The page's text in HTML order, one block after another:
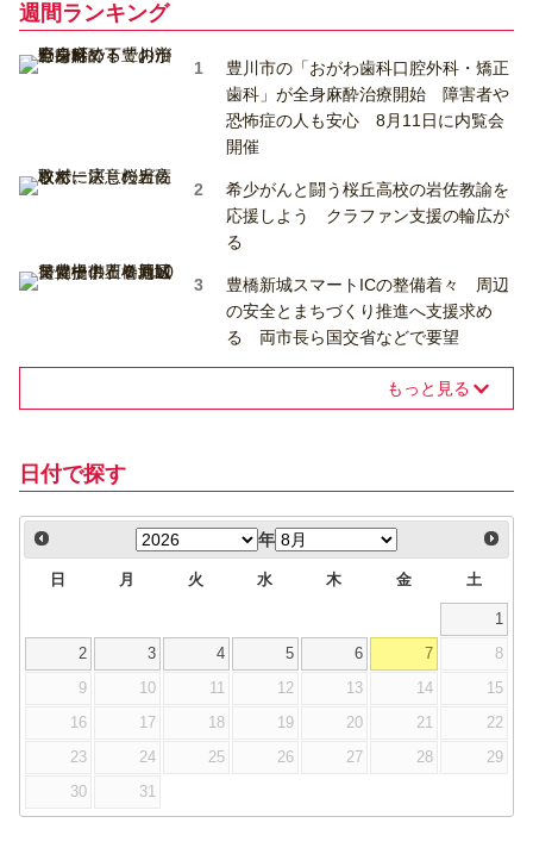
週間ランキング
豊川市の「おがわ歯科口腔外科・矯正
歯科」が全身麻酔治療開始 障害者や
恐怖症の人も安心 8月11日に内覧会
開催
希少がんと闘う桜丘高校の岩佐教諭を
応援しよう クラファン支援の輪広が
る
豊橋新城スマートICの整備着々 周辺
の安全とまちづくり推進へ支援求め
る 両市長ら国交省などで要望
もっと見る
日付で探す
年
日 月 火 水 木 金 土
1
2 3 4 5 6 7 8
9 10 11 12 13 14 15
16 17 18 19 20 21 22
23 24 25 26 27 28 29
30 31